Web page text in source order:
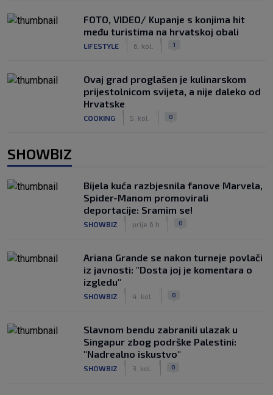
FOTO, VIDEO/ Kupanje s konjima hit
među turistima na hrvatskoj obali
LIFESTYLE 6. kol. 1
Ovaj grad proglašen je kulinarskom
prijestolnicom svijeta, a nije daleko od
Hrvatske
COOKING 5. kol. 0
SHOWBIZ
Bijela kuća razbjesnila fanove Marvela,
Spider-Manom promovirali
deportacije: Sramim se!
SHOWBIZ prije 6 h 0
Ariana Grande se nakon turneje povlači
iz javnosti: "Dosta joj je komentara o
izgledu"
SHOWBIZ 4. kol. 0
Slavnom bendu zabranili ulazak u
Singapur zbog podrške Palestini:
"Nadrealno iskustvo"
SHOWBIZ 3. kol. 0